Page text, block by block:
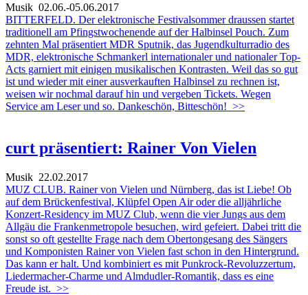
Musik 02.06.-05.06.2017
BITTERFELD. Der elektronische Festivalsommer draussen startet
traditionell am Pfingstwochenende auf der Halbinsel Pouch. Zum
zehnten Mal präsentiert MDR Sputnik, das Jugendkulturradio des
MDR, elektronische Schmankerl internationaler und nationaler Top-
Acts garniert mit einigen musikalischen Kontrasten. Weil das so gut
ist und wieder mit einer ausverkauften Halbinsel zu rechnen ist,
weisen wir nochmal darauf hin und vergeben Tickets. Wegen
Service am Leser und so. Dankeschön, Bitteschön! >>
curt präsentiert: Rainer Von Vielen
Musik 22.02.2017
MUZ CLUB. Rainer von Vielen und Nürnberg, das ist Liebe! Ob
auf dem Brückenfestival, Klüpfel Open Air oder die alljährliche
Konzert-Residency im MUZ Club, wenn die vier Jungs aus dem
Allgäu die Frankenmetropole besuchen, wird gefeiert. Dabei tritt die
sonst so oft gestellte Frage nach dem Obertongesang des Sängers
und Komponisten Rainer von Vielen fast schon in den Hintergrund.
Das kann er halt. Und kombiniert es mit Punkrock-Revoluzzertum,
Liedermacher-Charme und Almdudler-Romantik, dass es eine
Freude ist. >>